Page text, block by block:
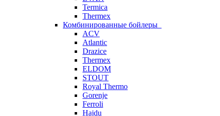
Termica
Thermex
Комбинированные бойлеры
ACV
Atlantic
Drazice
Thermex
ELDOM
STOUT
Royal Thermo
Gorenje
Ferroli
Hajdu